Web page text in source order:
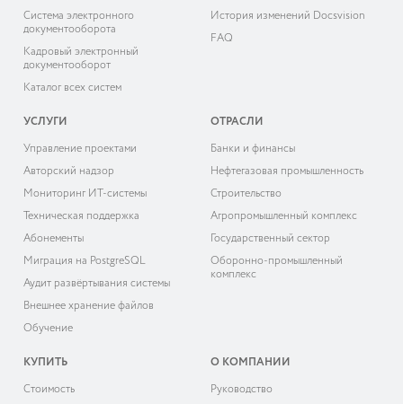
Система электронного
документооборота
Кадровый электронный
документооборот
Каталог всех систем
История изменений Docsvision
FAQ
УСЛУГИ
Управление проектами
Авторский надзор
Мониторинг ИТ-системы
Техническая поддержка
Абонементы
Миграция на PostgreSQL
Аудит развёртывания системы
Внешнее хранение файлов
Обучение
ОТРАСЛИ
Банки и финансы
Нефтегазовая промышленность
Строительство
Агропромышленный комплекс
Государственный сектор
Оборонно-промышленный
комплекс
КУПИТЬ
Cтоимость
О КОМПАНИИ
Руководство